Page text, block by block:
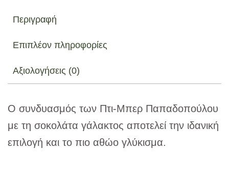
Περιγραφή
Επιπλέον πληροφορίες
Αξιολογήσεις (0)
Ο συνδυασμός των Πτι-Μπερ Παπαδοπούλου
με τη σοκολάτα γάλακτος αποτελεί την ιδανική
επιλογή και το πιο αθώο γλύκισμα.